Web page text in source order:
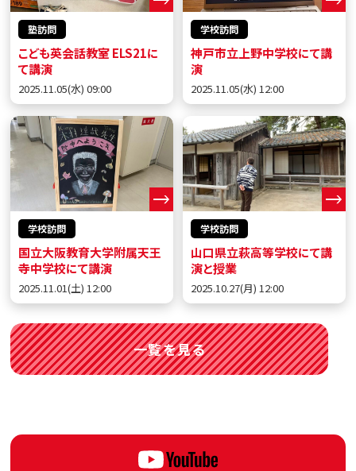
塾訪問
こども英会話教室 ELS21に
て講演
2025.11.05(水) 09:00
学校訪問
神戸市立上野中学校にて講
演
2025.11.05(水) 12:00
学校訪問
国立大阪教育大学附属天王
寺中学校にて講演
2025.11.01(土) 12:00
学校訪問
山口県立萩高等学校にて講
演と授業
2025.10.27(月) 12:00
一覧を見る